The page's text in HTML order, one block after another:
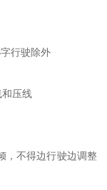
行驶除外
压线
，不得边行驶边调整